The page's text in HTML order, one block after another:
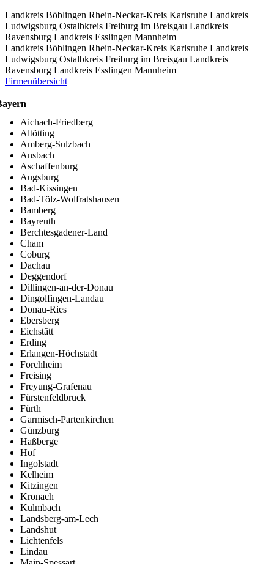
Landkreis Böblingen Rhein-Neckar-Kreis Karlsruhe Landkreis
Ludwigsburg Ostalbkreis Freiburg im Breisgau Landkreis
Ravensburg Landkreis Esslingen Mannheim
Landkreis Böblingen Rhein-Neckar-Kreis Karlsruhe Landkreis
Ludwigsburg Ostalbkreis Freiburg im Breisgau Landkreis
Ravensburg Landkreis Esslingen Mannheim
Firmenübersicht
Aichach-Friedberg
Altötting
Amberg-Sulzbach
Ansbach
Aschaffenburg
Augsburg
Bad-Kissingen
Bad-Tölz-Wolfratshausen
Bamberg
Bayreuth
Berchtesgadener-Land
Cham
Coburg
Dachau
Deggendorf
Dillingen-an-der-Donau
Dingolfingen-Landau
Donau-Ries
Ebersberg
Eichstätt
Erding
Erlangen-Höchstadt
Forchheim
Freising
Freyung-Grafenau
Fürstenfeldbruck
Fürth
Garmisch-Partenkirchen
Günzburg
Haßberge
Hof
Ingolstadt
Kelheim
Kitzingen
Kronach
Kulmbach
Landsberg-am-Lech
Landshut
Lichtenfels
Lindau